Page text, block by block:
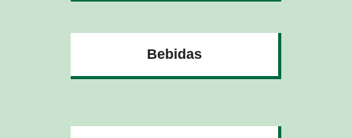
Bebidas